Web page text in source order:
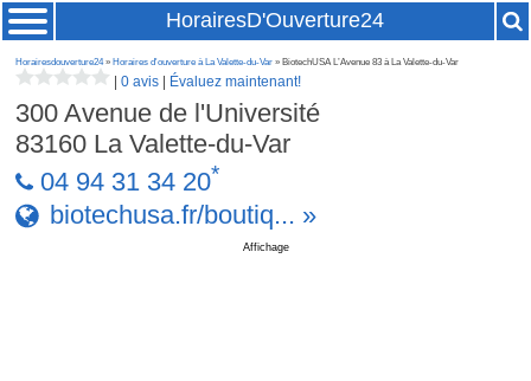
HorairesD'Ouverture24
Horairesdouverture24» Horaires d'ouverture à La Valette-du-Var » BiotechUSA L’Avenue 83 à La Valette-du-Var
|0 avis Évaluez maintenant!
300 Avenue de l'Université
83160 La Valette-du-Var
04 94 31 34 20*
biotechusa.fr/boutiq... »
Affichage